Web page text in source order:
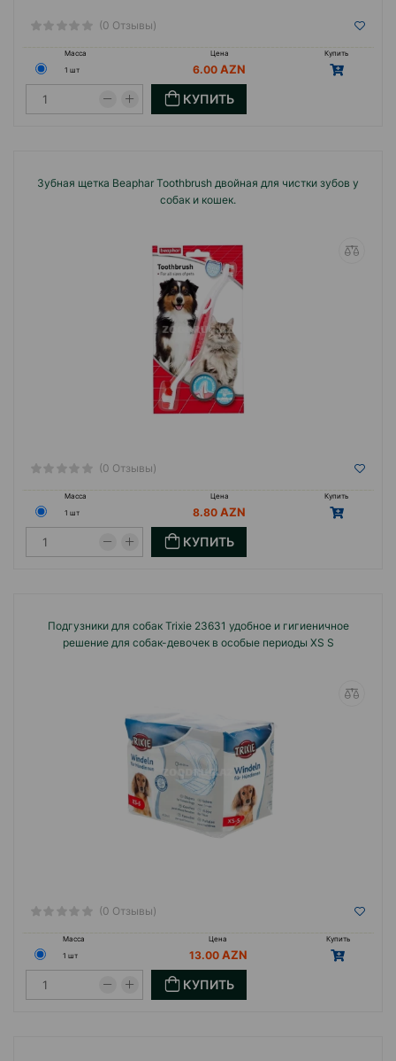
(0 Отзывы)
Масса Цена
Купить
1 шт
6.00
КУПИТЬ
Зубная щетка Beaphar Toothbrush двойная для чистки зубов у
собак и кошек.
(0 Отзывы)
Масса Цена
Купить
1 шт
8.80
КУПИТЬ
Подгузники для собак Trixie 23631 удобное и гигиеничное
решение для собак-девочек в особые периоды XS S
(0 Отзывы)
Масса Цена
Купить
1 шт
13.00
КУПИТЬ